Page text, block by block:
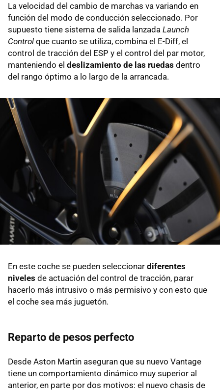
La velocidad del cambio de marchas va variando en
función del modo de conducción seleccionado. Por
supuesto tiene sistema de salida lanzada Launch
Control que cuanto se utiliza, combina el E-Diff, el
control de tracción del ESP y el control del par motor,
manteniendo el deslizamiento de las ruedas dentro
del rango óptimo a lo largo de la arrancada.
En este coche se pueden seleccionar diferentes
niveles de actuación del control de tracción, parar
hacerlo más intrusivo o más permisivo y con esto que
el coche sea más juguetón.
Reparto de pesos perfecto
Desde Aston Martin aseguran que su nuevo Vantage
tiene un comportamiento dinámico muy superior al
anterior, en parte por dos motivos: el nuevo chasis de